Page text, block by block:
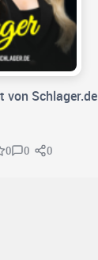
von Schlager.de
0 0 0